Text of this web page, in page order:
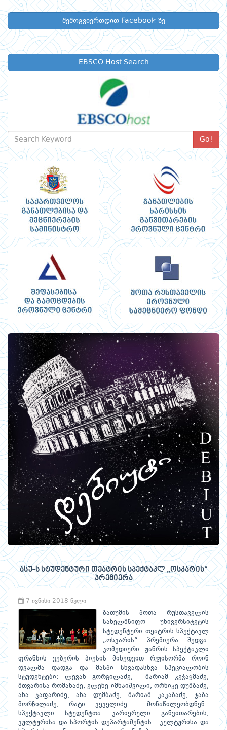
შემოგვიერთდით Facebook-ზე
EBSCO Host Search
Go!
ბსუ-ს სტუდენტური თეატრის სპექტაკლ „ოსკარის“
პრემიერა
7 ივნისი 2018 წელი
ბათუმის შოთა რუსთაველის
სახელმწიფო უნივერსიტეტის
სტუდენტური თეატრის სპექტაკლ
„ოსკარის“ პრემიერა შედგა.
კომედიური ჟანრის სპექტაკლი
ფრანსის ვებერის პიესის მიხედვით რეჟისორმა როინ
დვალმა დადგა და მასში სხვადასხვა სპეციალობის
სტუდენტები: ლევან გორგილაძე, მარიამ კეჭაყმაძე,
მთვარისა რომანაძე, ელენე იმნაიშვილი, ორნიკე დუმბაძე,
ანა ჯაფარიძე, ანა დუმბაძე, მარიამ კაკაბაძე, ჯაბა
მორჩილაძე, რატი კეკელიძე მონაწილეობდნენ.
სპექტაკლი სტუდენტთა კარიერული განვითარების,
კულტურისა და სპორტის დეპარტამენტის კულტურისა და